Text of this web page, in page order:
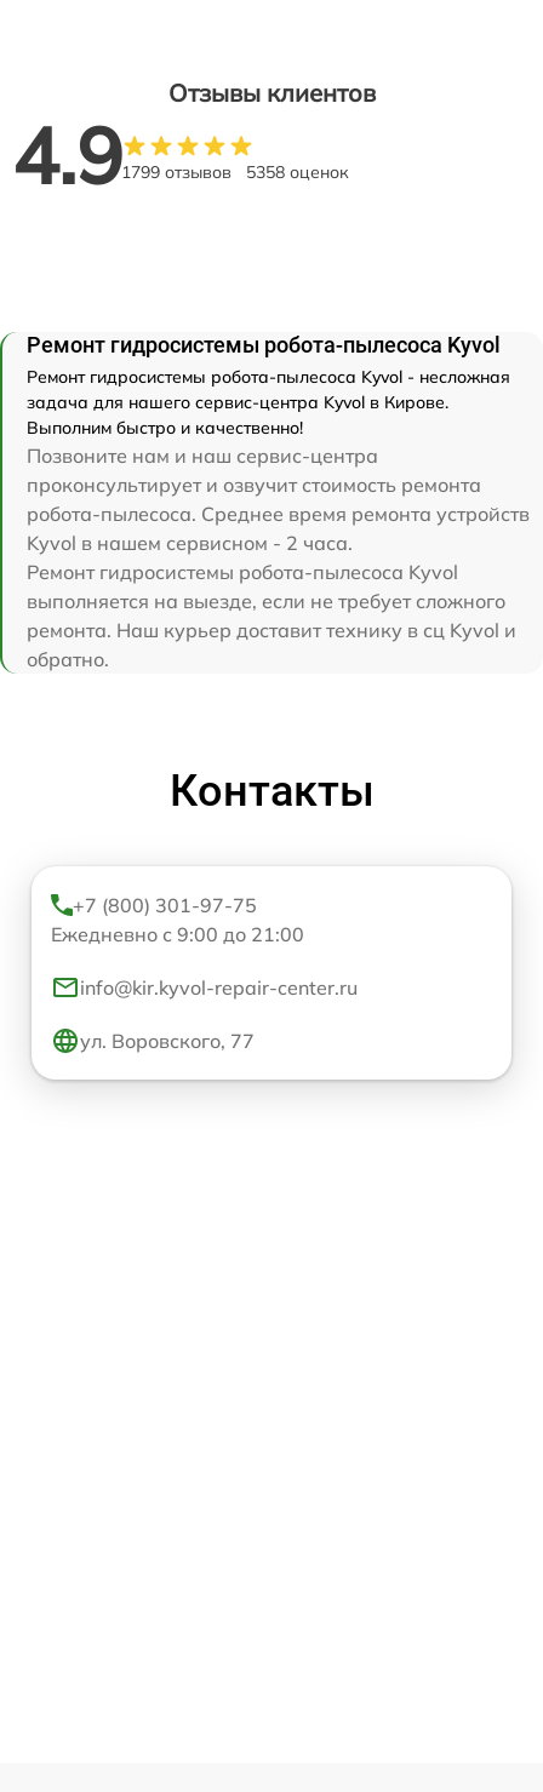
Отзывы клиентов
4.91799 отзывов 5358 оценок
Ремонт гидросистемы робота-пылесоса Kyvol
Ремонт гидросистемы робота-пылесоса Kyvol - несложная
задача для нашего сервис-центра Kyvol в Кирове.
Выполним быстро и качественно!
Позвоните нам и наш сервис-центра
проконсультирует и озвучит стоимость ремонта
робота-пылесоса. Среднее время ремонта устройств
Kyvol в нашем сервисном - 2 часа.
Ремонт гидросистемы робота-пылесоса Kyvol
выполняется на выезде, если не требует сложного
ремонта. Наш курьер доставит технику в сц Kyvol и
обратно.
Контакты
+7 (800) 301-97-75
Ежедневно с 9:00 до 21:00
info@kir.kyvol-repair-center.ru
ул. Воровского, 77